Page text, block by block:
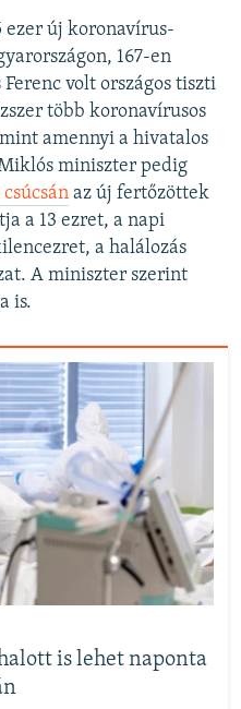
ezer új koronavírus-
167-en
volt országos tiszti
több koronavírusos
amennyi a hivatalos
miniszter pedig
az új fertőzöttek
a 13 ezret, a napi
a halálozás
A miniszter szerint
is.
is lehet naponta